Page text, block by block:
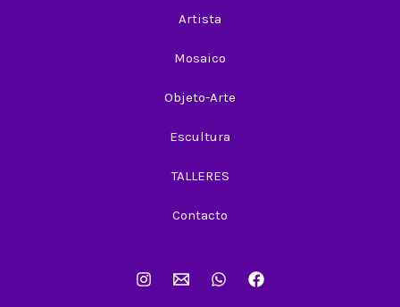
Artista
Mosaico
Objeto-Arte
Escultura
TALLERES
Contacto